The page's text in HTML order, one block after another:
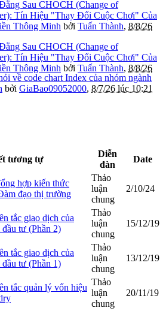
Sau CHOCH (Change of
Tín Hiệu "Thay Đổi Cuộc Chơi" Của
Thông Minh bởi Tuấn Thành, 8/8/26
Sau CHOCH (Change of
Tín Hiệu "Thay Đổi Cuộc Chơi" Của
Thông Minh bởi Tuấn Thành, 8/8/26
về code chart Index của nhóm ngành
bởi GiaBao09052000, 8/7/26 lúc 10:21
tương tự
Diễn
đàn
Date
hợp kiến thức
đạo thị trường
Thảo
luận
chung
2/10/24
tắc giao dịch của
tư (Phần 2)
Thảo
luận
chung
15/12/19
tắc giao dịch của
tư (Phần 1)
Thảo
luận
chung
13/12/19
tắc quản lý vốn hiệu
Thảo
luận
chung
20/11/19